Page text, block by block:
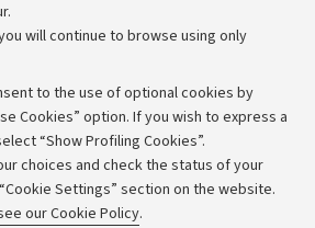
will continue to browse using only
to the use of optional cookies by
Cookies” option. If you wish to express a
“Show Profiling Cookies”.
choices and check the status of your
Settings” section on the website.
our Cookie Policy.
University budgets
and competitions
administration
Appeals lodged
- UniboStore